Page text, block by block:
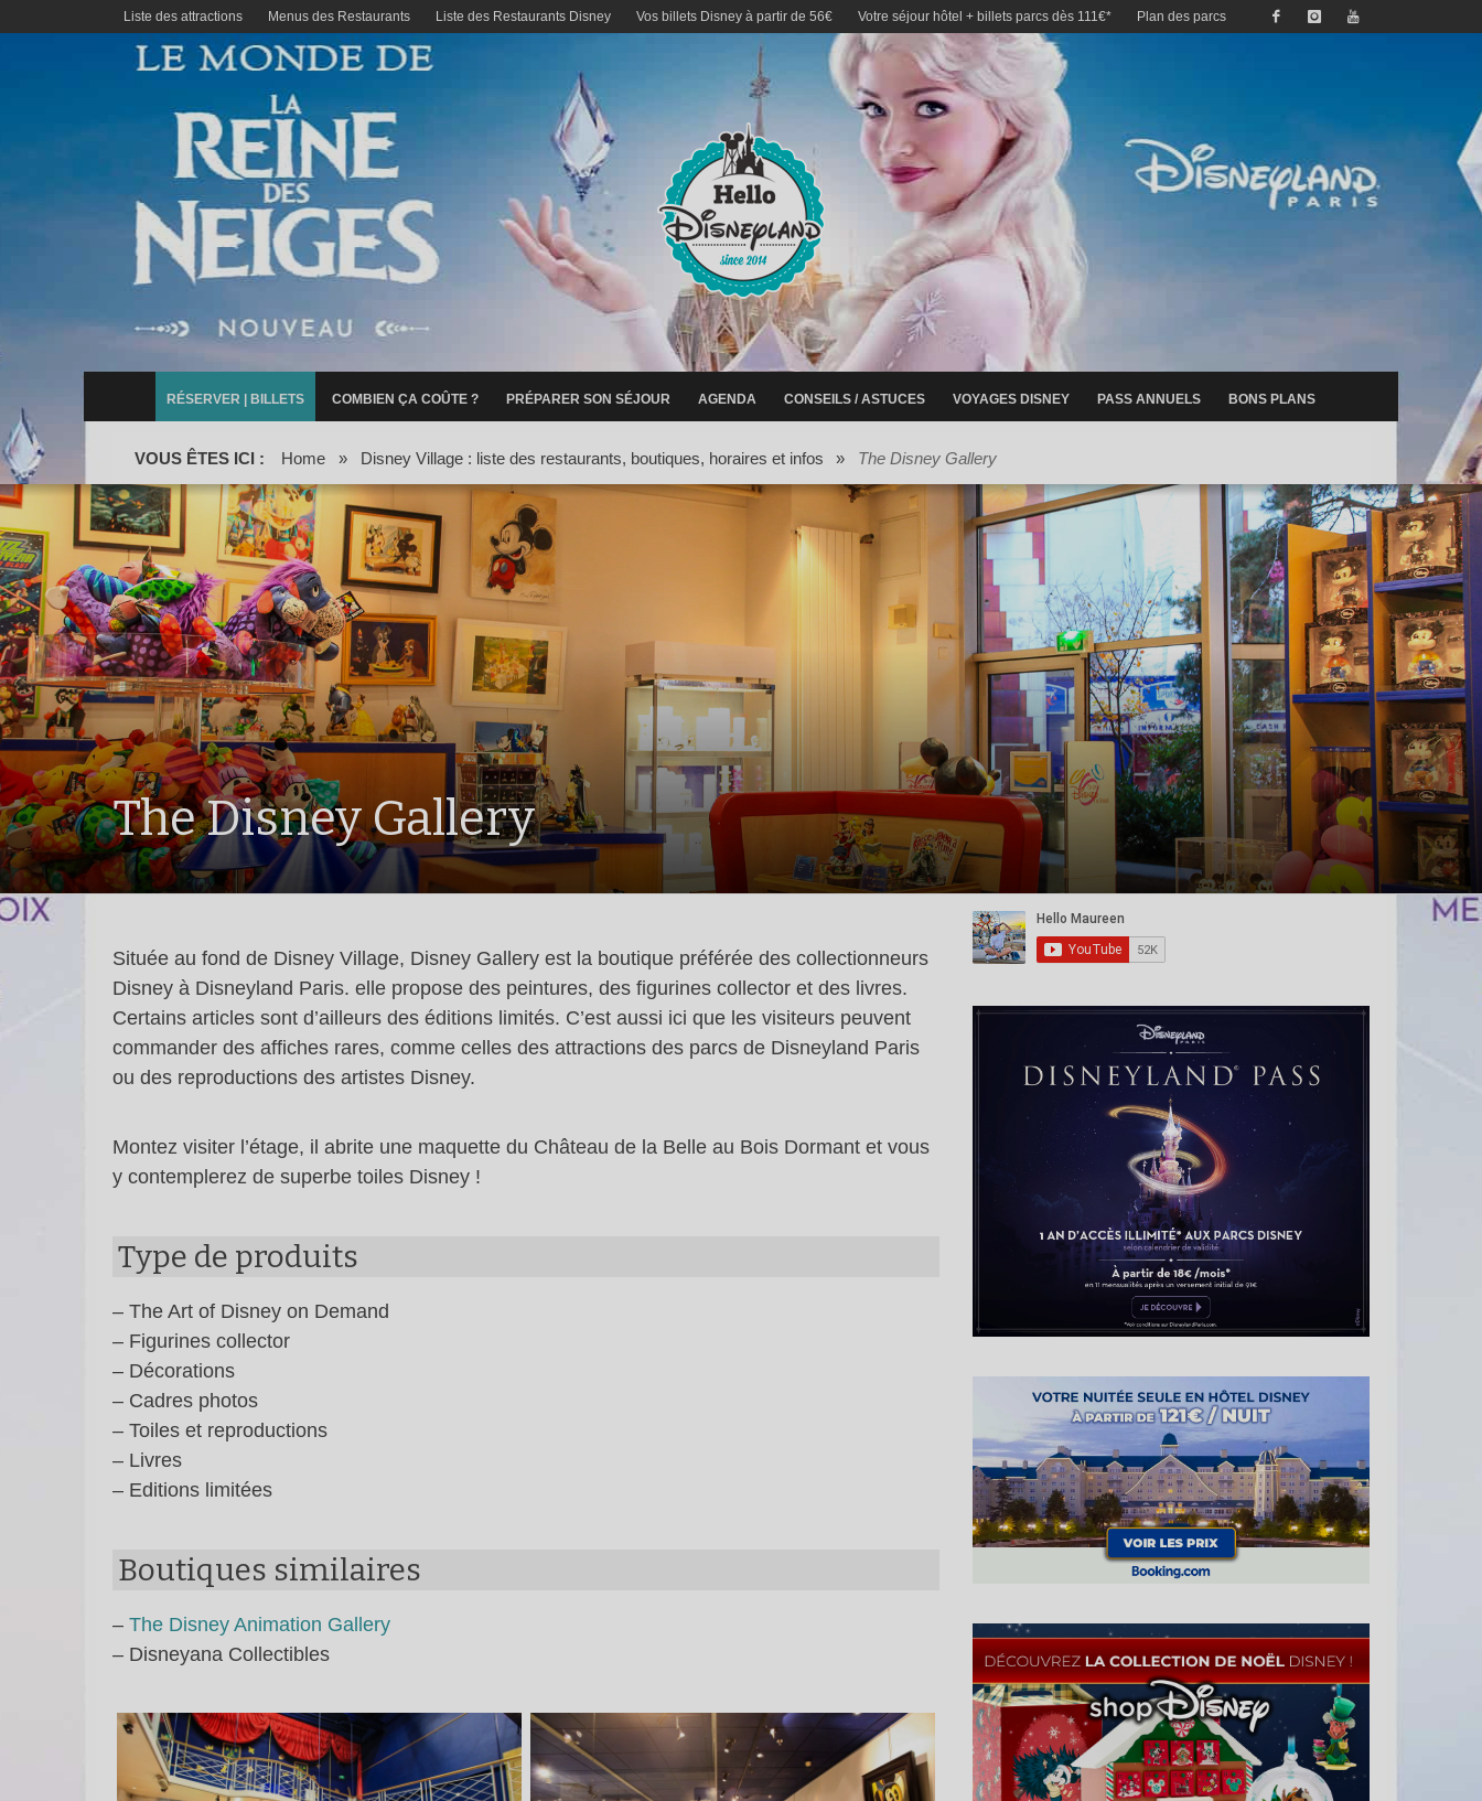
Liste des attractions Menus des Restaurants Liste des Restaurants Disney Vos billets Disney à partir de 56€ Votre séjour hôtel + billets parcs dès 111€* Plan des parcs
RÉSERVER | BILLETS COMBIEN ÇA COÛTE ? PRÉPARER SON SÉJOUR AGENDA CONSEILS / ASTUCES VOYAGES DISNEY PASS ANNUELS BONS PLANS
VOUS ÊTES ICI : Home » Disney Village : liste des restaurants, boutiques, horaires et infos » The Disney Gallery
The Disney Gallery
Située au fond de Disney Village, Disney Gallery est la boutique préférée des collectionneurs
Disney à Disneyland Paris. elle propose des peintures, des figurines collector et des livres.
Certains articles sont d’ailleurs des éditions limités. C’est aussi ici que les visiteurs peuvent
commander des affiches rares, comme celles des attractions des parcs de Disneyland Paris
ou des reproductions des artistes Disney.
Montez visiter l’étage, il abrite une maquette du Château de la Belle au Bois Dormant et vous
y contemplerez de superbe toiles Disney !
Type de produits
– The Art of Disney on Demand
– Figurines collector
– Décorations
– Cadres photos
– Toiles et reproductions
– Livres
– Editions limitées
Boutiques similaires
– The Disney Animation Gallery
– Disneyana Collectibles